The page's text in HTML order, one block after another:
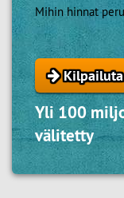
Mihin hinnat
Kilpailuta
Yli 100
välitetty